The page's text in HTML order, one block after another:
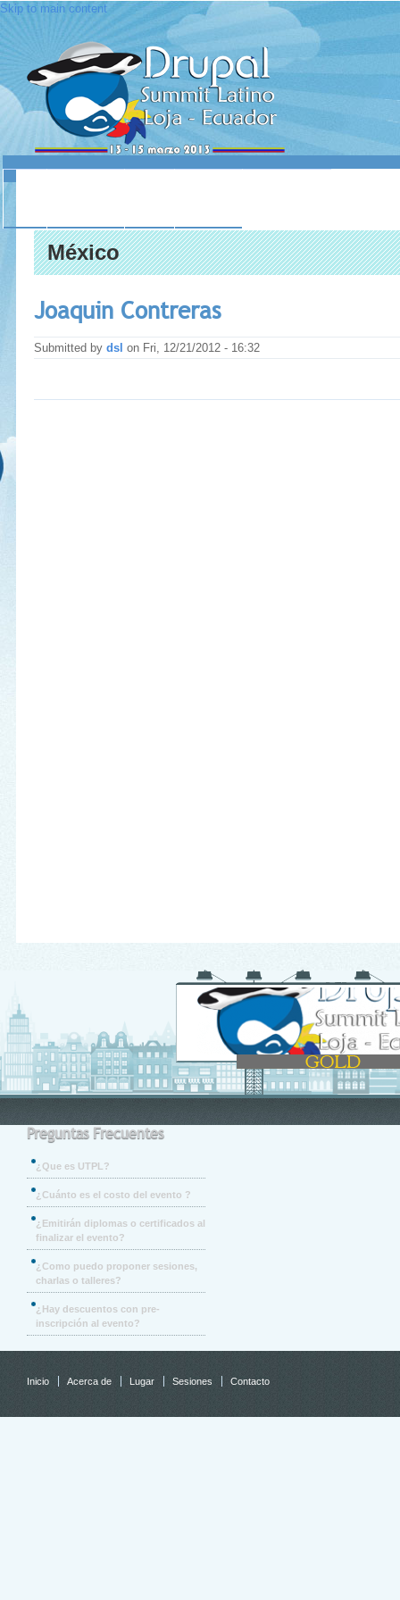
Skip to main content
México
Joaquin Contreras
Submitted by dsl on Fri, 12/21/2012 - 16:32
Preguntas Frecuentes
¿Que es UTPL?
¿Cuánto es el costo del evento ?
¿Emitirán diplomas o certificados al
finalizar el evento?
¿Como puedo proponer sesiones,
charlas o talleres?
¿Hay descuentos con pre-
inscripción al evento?
Inicio Acerca de Lugar Sesiones Contacto